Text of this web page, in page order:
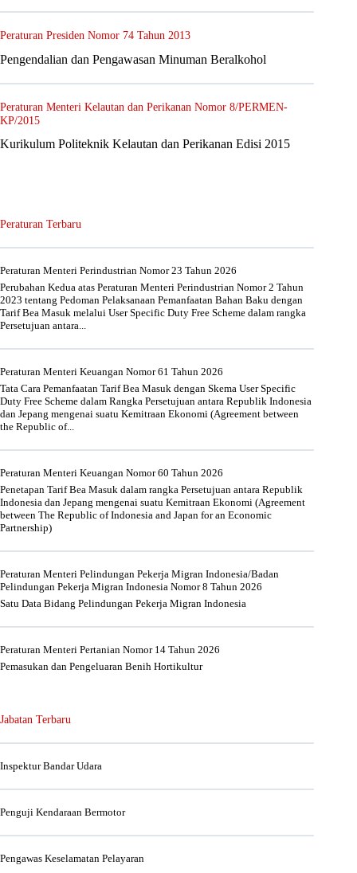
Peraturan Presiden Nomor 74 Tahun 2013
Pengendalian dan Pengawasan Minuman Beralkohol
Peraturan Menteri Kelautan dan Perikanan Nomor 8/PERMEN-
KP/2015
Kurikulum Politeknik Kelautan dan Perikanan Edisi 2015
Peraturan Terbaru
Peraturan Menteri Perindustrian Nomor 23 Tahun 2026
Perubahan Kedua atas Peraturan Menteri Perindustrian Nomor 2 Tahun
2023 tentang Pedoman Pelaksanaan Pemanfaatan Bahan Baku dengan
Tarif Bea Masuk melalui User Specific Duty Free Scheme dalam rangka
Persetujuan antara...
Peraturan Menteri Keuangan Nomor 61 Tahun 2026
Tata Cara Pemanfaatan Tarif Bea Masuk dengan Skema User Specific
Duty Free Scheme dalam Rangka Persetujuan antara Republik Indonesia
dan Jepang mengenai suatu Kemitraan Ekonomi (Agreement between
the Republic of...
Peraturan Menteri Keuangan Nomor 60 Tahun 2026
Penetapan Tarif Bea Masuk dalam rangka Persetujuan antara Republik
Indonesia dan Jepang mengenai suatu Kemitraan Ekonomi (Agreement
between The Republic of Indonesia and Japan for an Economic
Partnership)
Peraturan Menteri Pelindungan Pekerja Migran Indonesia/Badan
Pelindungan Pekerja Migran Indonesia Nomor 8 Tahun 2026
Satu Data Bidang Pelindungan Pekerja Migran Indonesia
Peraturan Menteri Pertanian Nomor 14 Tahun 2026
Pemasukan dan Pengeluaran Benih Hortikultur
Jabatan Terbaru
Inspektur Bandar Udara
Penguji Kendaraan Bermotor
Pengawas Keselamatan Pelayaran